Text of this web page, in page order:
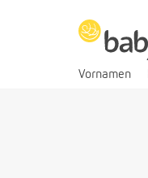
Vornamen